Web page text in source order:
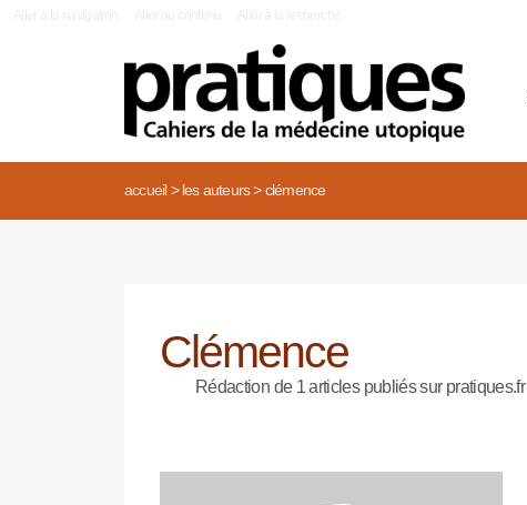
accueil> les auteurs> clémence
Clémence
Rédaction de 1 articles publiés sur pratiques.fr